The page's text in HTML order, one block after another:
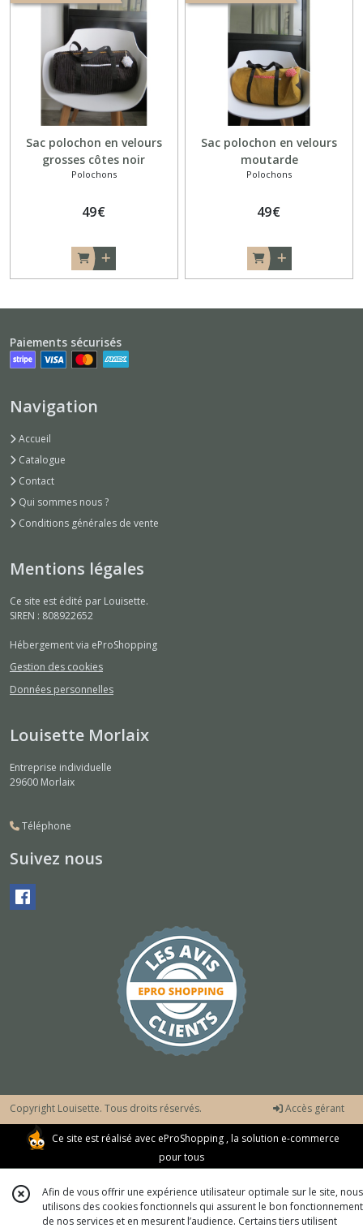
Sac polochon en velours
grosses côtes noir
Polochons
49€
Sac polochon en velours
moutarde
Polochons
49€
Paiements sécurisés
Navigation
Accueil
Catalogue
Contact
Qui sommes nous ?
Conditions générales de vente
Mentions légales
Ce site est édité par Louisette.
SIREN : 808922652
Hébergement via eProShopping
Gestion des cookies
Données personnelles
Louisette Morlaix
Entreprise individuelle
29600 Morlaix
Téléphone
Suivez nous
Copyright Louisette. Tous droits réservés. Accès gérant
Ce site est réalisé avec eProShopping , la solution e-commerce
pour tous
Afin de vous offrir une expérience utilisateur optimale sur le site, nous
utilisons des cookies fonctionnels qui assurent le bon fonctionnement
de nos services et en mesurent l’audience. Certains tiers utilisent